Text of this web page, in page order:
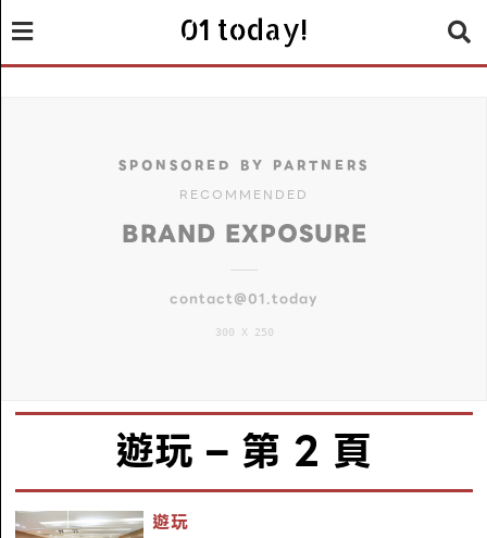
01 today!
SPONSORED BY PARTNERS
RECOMMENDED
BRAND EXPOSURE
contact@01.today
300 X 250
遊玩 – 第 2 頁
遊玩